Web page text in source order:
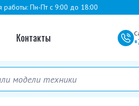
работы: Пн-Пт с 9:00 до 18:00
Контакты